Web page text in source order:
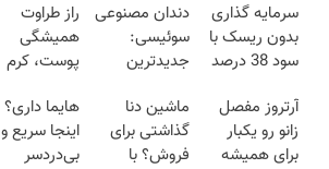
◗پرسش‌نامه◖
آموزش رایگان
کننده خانگی
سرمایه گذاری
بدون ریسک با
سود 38 درصد
دندان مصنوعی
سوئیسی:
جدیدترین
سبک و مقاوم |
پرداخت قسطی
راز طراوت
همیشگی
پوست، کرم
با 45%تخفیف
آرتروز مفصل
زانو رو یکبار
برای همیشه
ماشین دنا
گذاشتی برای
فروش؟ با
هایما داری؟
اینجا سریع و
بی‌دردسر